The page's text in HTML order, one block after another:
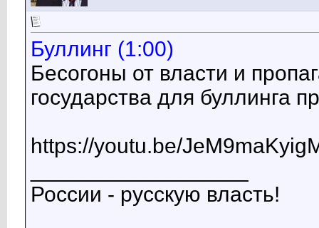
Буллинг (1:00)
Бесогоны от власти и
государства для буллинга
https://youtu.be/
России - русскую власть!